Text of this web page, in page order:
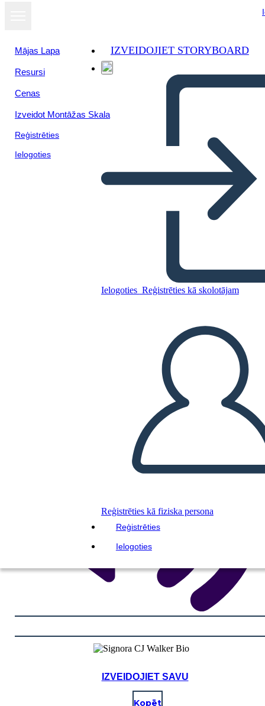
Mājas Lapa
Resursi
Cenas
Izveidot Montāžas Skala
Reģistrēties
Ielogoties
IZVEIDOJIET STORYBOARD
Ielogoties Reģistrēties kā skolotājam
Reģistrēties kā fiziska persona
Reģistrēties
Ielogoties
Signora CJ Walker Bio
IZVEIDOT STĀSTU SHĒMU
ATSKAŅOT SLAIDRĀDI
IZLASI MAN
IZVEIDOJIET SAVU
Kopēt